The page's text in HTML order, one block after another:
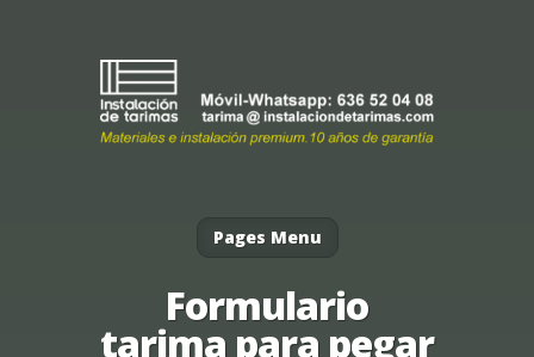
Pages Menu
Formulario
tarima para pegar